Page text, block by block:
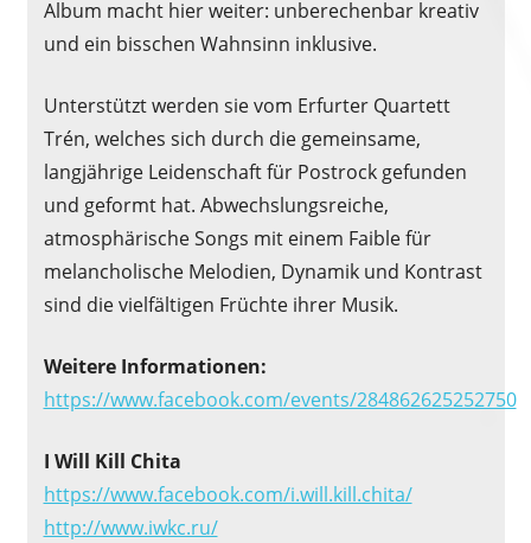
Album macht hier weiter: unberechenbar kreativ
und ein bisschen Wahnsinn inklusive.
Unterstützt werden sie vom Erfurter Quartett
Trén, welches sich durch die gemeinsame,
langjährige Leidenschaft für Postrock gefunden
und geformt hat. Abwechslungsreiche,
atmosphärische Songs mit einem Faible für
melancholische Melodien, Dynamik und Kontrast
sind die vielfältigen Früchte ihrer Musik.
Weitere Informationen:
https://www.facebook.com/events/284862625252750
I Will Kill Chita
https://www.facebook.com/i.will.kill.chita/
http://www.iwkc.ru/